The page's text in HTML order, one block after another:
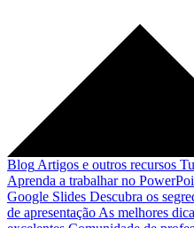
Blog Artigos e outros recursos
Aprenda a trabalhar no
Google Slides Descubra os
de apresentação As melhores